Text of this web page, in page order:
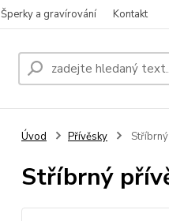
Šperky a gravírování Kontakt
Úvod Přívěsky
Stříbrný